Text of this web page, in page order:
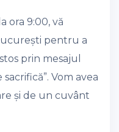
ora 9:00, vă
pentru a
prin mesajul
Vom avea
și de un cuvânt